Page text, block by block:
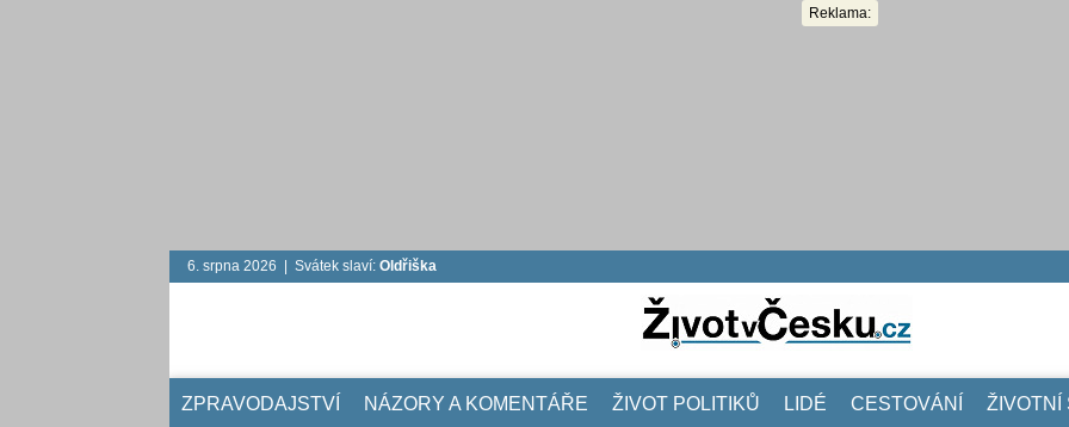
Reklama:
6. srpna 2026 | Svátek slaví: Oldřiška
ZPRAVODAJSTVÍ NÁZORY A KOMENTÁŘE ŽIVOT POLITIKŮ LIDÉ CESTOVÁNÍ ŽIVOTNÍ